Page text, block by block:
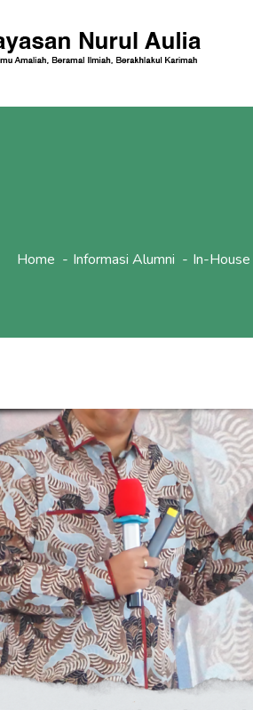
Home Informasi Alumni In-House